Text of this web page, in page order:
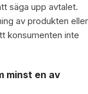
säga upp avtalet.
av produkten eller
konsumenten inte
minst en av